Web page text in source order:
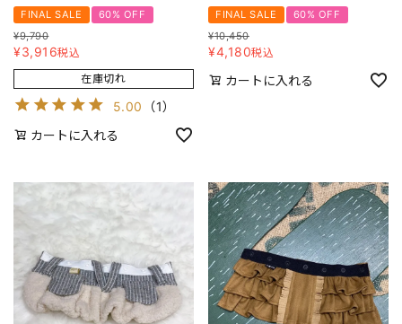
FINAL SALE
60% OFF
¥9,790
¥3,916税込
在庫切れ
5.00 （1）
カートに入れる
FINAL SALE
60% OFF
¥10,450
¥4,180税込
カートに入れる